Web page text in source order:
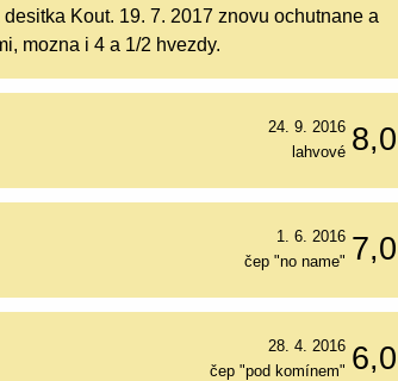
Kout. 19. 7. 2017 znovu ochutnane a
mozna i 4 a 1/2 hvezdy.
8,0
24. 9. 2016
lahvové
7,0
1. 6. 2016
čep "no name"
6,0
28. 4. 2016
čep "pod komínem"